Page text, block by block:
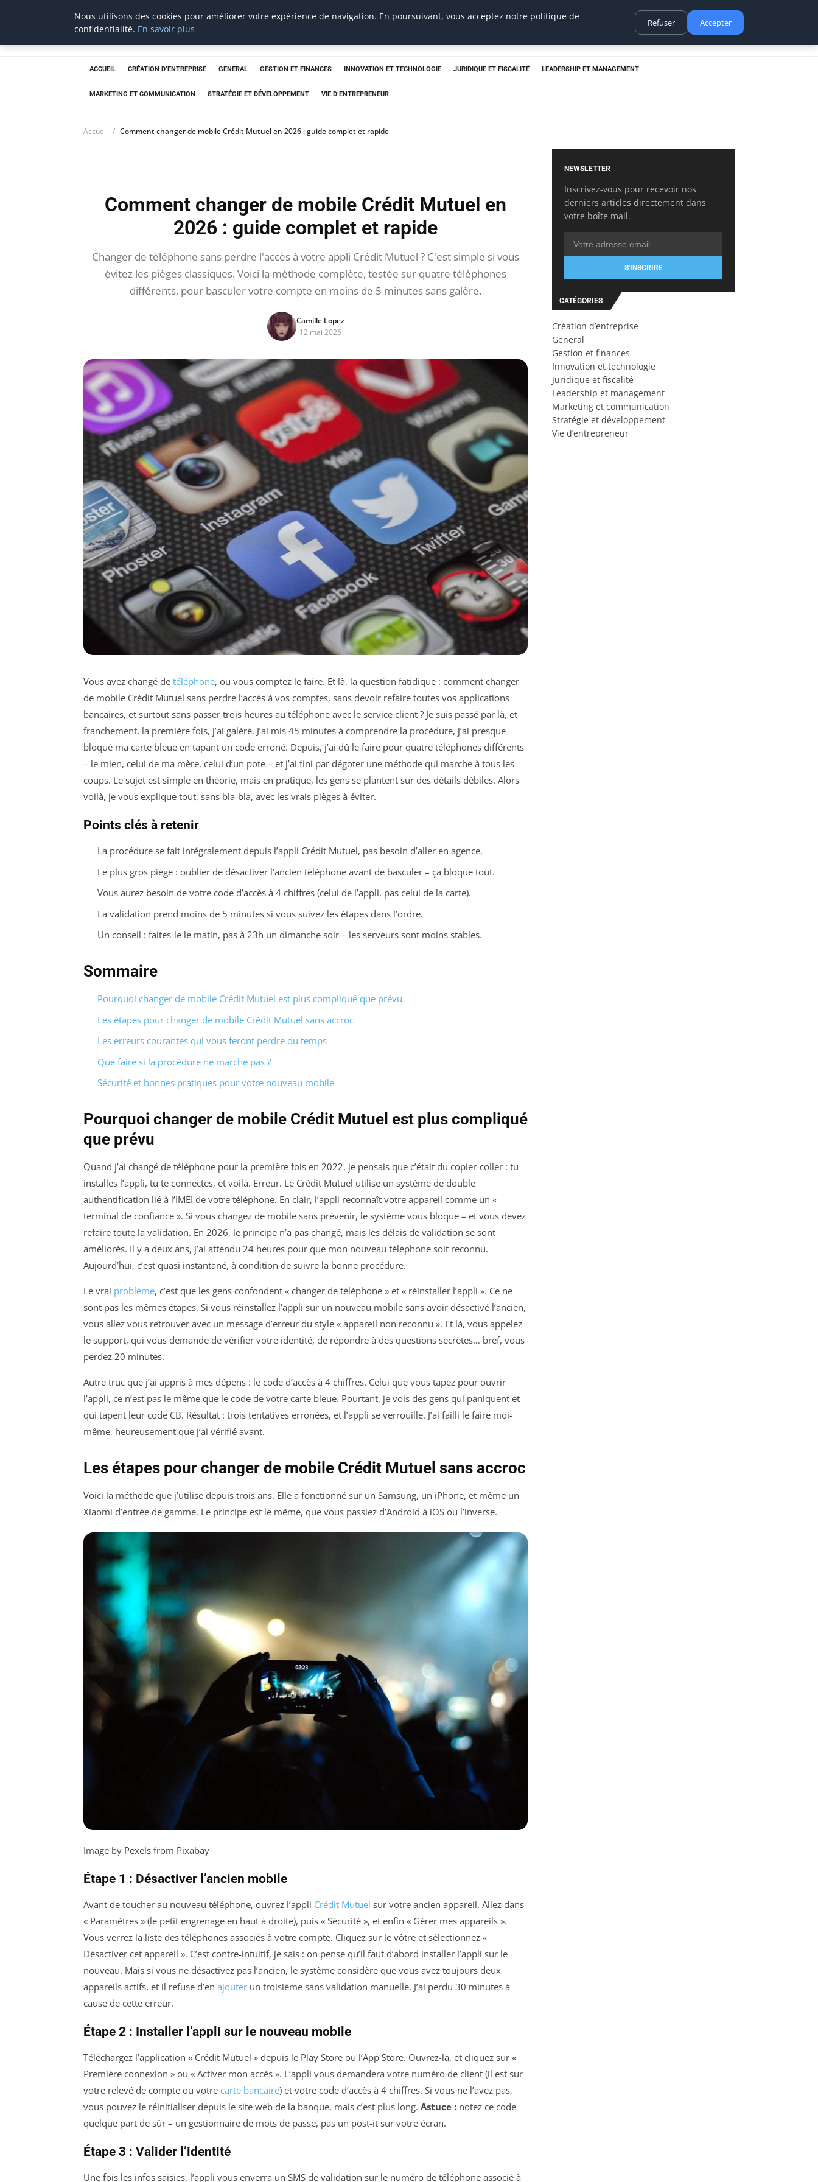
Aecme
ACCUEIL CRÉATION D’ENTREPRISE GENERAL GESTION ET FINANCES INNOVATION ET TECHNOLOGIE JURIDIQUE ET FISCALITÉ LEADERSHIP ET MANAGEMENT
MARKETING ET COMMUNICATION STRATÉGIE ET DÉVELOPPEMENT VIE D’ENTREPRENEUR
Accueil Comment changer de mobile Crédit Mutuel en 2026 : guide complet et rapide
Comment changer de mobile Crédit Mutuel en
2026 : guide complet et rapide
Changer de téléphone sans perdre l'accès à votre appli Crédit Mutuel ? C'est simple si vous
évitez les pièges classiques. Voici la méthode complète, testée sur quatre téléphones
différents, pour basculer votre compte en moins de 5 minutes sans galère.
Camille Lopez
12 mai 2026
Vous avez changé de téléphone, ou vous comptez le faire. Et là, la question fatidique : comment changer
de mobile Crédit Mutuel sans perdre l’accès à vos comptes, sans devoir refaire toutes vos applications
bancaires, et surtout sans passer trois heures au téléphone avec le service client ? Je suis passé par là, et
franchement, la première fois, j’ai galéré. J’ai mis 45 minutes à comprendre la procédure, j’ai presque
bloqué ma carte bleue en tapant un code erroné. Depuis, j’ai dû le faire pour quatre téléphones différents
– le mien, celui de ma mère, celui d’un pote – et j’ai fini par dégoter une méthode qui marche à tous les
coups. Le sujet est simple en théorie, mais en pratique, les gens se plantent sur des détails débiles. Alors
voilà, je vous explique tout, sans bla-bla, avec les vrais pièges à éviter.
Points clés à retenir
La procédure se fait intégralement depuis l’appli Crédit Mutuel, pas besoin d’aller en agence.
Le plus gros piège : oublier de désactiver l’ancien téléphone avant de basculer – ça bloque tout.
Vous aurez besoin de votre code d’accès à 4 chiffres (celui de l’appli, pas celui de la carte).
La validation prend moins de 5 minutes si vous suivez les étapes dans l’ordre.
Un conseil : faites-le le matin, pas à 23h un dimanche soir – les serveurs sont moins stables.
Sommaire
Pourquoi changer de mobile Crédit Mutuel est plus compliqué que prévu
Les étapes pour changer de mobile Crédit Mutuel sans accroc
Les erreurs courantes qui vous feront perdre du temps
Que faire si la procédure ne marche pas ?
Sécurité et bonnes pratiques pour votre nouveau mobile
Pourquoi changer de mobile Crédit Mutuel est plus compliqué
que prévu
Quand j’ai changé de téléphone pour la première fois en 2022, je pensais que c’était du copier-coller : tu
installes l’appli, tu te connectes, et voilà. Erreur. Le Crédit Mutuel utilise un système de double
authentification lié à l’IMEI de votre téléphone. En clair, l’appli reconnaît votre appareil comme un «
terminal de confiance ». Si vous changez de mobile sans prévenir, le système vous bloque – et vous devez
refaire toute la validation. En 2026, le principe n’a pas changé, mais les délais de validation se sont
améliorés. Il y a deux ans, j’ai attendu 24 heures pour que mon nouveau téléphone soit reconnu.
Aujourd’hui, c’est quasi instantané, à condition de suivre la bonne procédure.
Le vrai problème, c’est que les gens confondent « changer de téléphone » et « réinstaller l’appli ». Ce ne
sont pas les mêmes étapes. Si vous réinstallez l’appli sur un nouveau mobile sans avoir désactivé l’ancien,
vous allez vous retrouver avec un message d’erreur du style « appareil non reconnu ». Et là, vous appelez
le support, qui vous demande de vérifier votre identité, de répondre à des questions secrètes… bref, vous
perdez 20 minutes.
Autre truc que j’ai appris à mes dépens : le code d’accès à 4 chiffres. Celui que vous tapez pour ouvrir
l’appli, ce n’est pas le même que le code de votre carte bleue. Pourtant, je vois des gens qui paniquent et
qui tapent leur code CB. Résultat : trois tentatives erronées, et l’appli se verrouille. J’ai failli le faire moi-
même, heureusement que j’ai vérifié avant.
Les étapes pour changer de mobile Crédit Mutuel sans accroc
Voici la méthode que j’utilise depuis trois ans. Elle a fonctionné sur un Samsung, un iPhone, et même un
Xiaomi d’entrée de gamme. Le principe est le même, que vous passiez d’Android à iOS ou l’inverse.
Image by Pexels from Pixabay
Étape 1 : Désactiver l’ancien mobile
Avant de toucher au nouveau téléphone, ouvrez l’appli Crédit Mutuel sur votre ancien appareil. Allez dans
« Paramètres » (le petit engrenage en haut à droite), puis « Sécurité », et enfin « Gérer mes appareils ».
Vous verrez la liste des téléphones associés à votre compte. Cliquez sur le vôtre et sélectionnez «
Désactiver cet appareil ». C’est contre-intuitif, je sais : on pense qu’il faut d’abord installer l’appli sur le
nouveau. Mais si vous ne désactivez pas l’ancien, le système considère que vous avez toujours deux
appareils actifs, et il refuse d’en ajouter un troisième sans validation manuelle. J’ai perdu 30 minutes à
cause de cette erreur.
Étape 2 : Installer l’appli sur le nouveau mobile
Téléchargez l’application « Crédit Mutuel » depuis le Play Store ou l’App Store. Ouvrez-la, et cliquez sur «
Première connexion » ou « Activer mon accès ». L’appli vous demandera votre numéro de client (il est sur
votre relevé de compte ou votre carte bancaire) et votre code d’accès à 4 chiffres. Si vous ne l’avez pas,
vous pouvez le réinitialiser depuis le site web de la banque, mais c’est plus long. Astuce : notez ce code
quelque part de sûr – un gestionnaire de mots de passe, pas un post-it sur votre écran.
Étape 3 : Valider l’identité
Une fois les infos saisies, l’appli vous enverra un SMS de validation sur le numéro de téléphone associé à
NEWSLETTER
Inscrivez-vous pour recevoir nos
derniers articles directement dans
votre boîte mail.
S'INSCRIRE
CATÉGORIES
Création d’entreprise
General
Gestion et finances
Innovation et technologie
Juridique et fiscalité
Leadership et management
Marketing et communication
Stratégie et développement
Vie d’entrepreneur
Nous utilisons des cookies pour améliorer votre expérience de navigation. En poursuivant, vous acceptez notre politique de
confidentialité. En savoir plus
Refuser Accepter